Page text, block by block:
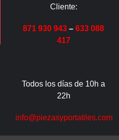
Cliente:
871 930 943 – 633 088
417
Todos los días de 10h a
22h
info@piezasyportatiles.com